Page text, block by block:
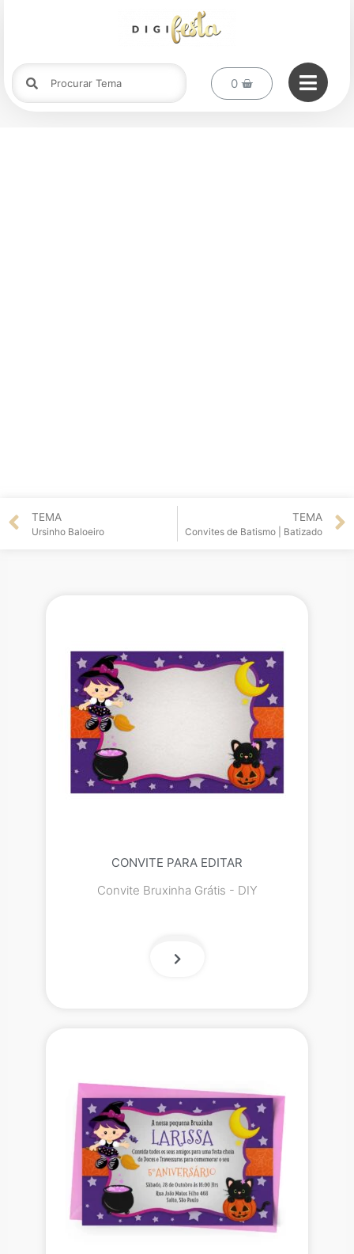
TEMA
Ursinho Baloeiro
TEMA
Convites de Batismo | Batizado
CONVITE PARA EDITAR
Convite Bruxinha Grátis - DIY